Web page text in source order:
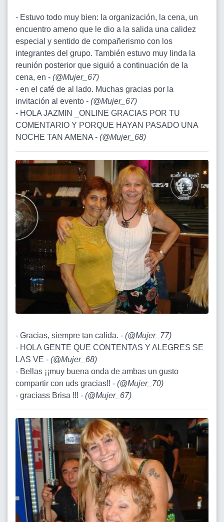
- Estuvo todo muy bien: la organización, la cena, un
encuentro ameno que le dio a la salida una calidez
especial y sentido de compañerismo con los
integrantes del grupo. También estuvo muy linda la
reunión posterior que siguió a continuación de la
cena, en - (@Mujer_67)
- en el café de al lado. Muchas gracias por la
invitación al evento - (@Mujer_67)
- HOLA JAZMIN _ONLINE GRACIAS POR TU
COMENTARIO Y PORQUE HAYAN PASADO UNA
NOCHE TAN AMENA - (@Mujer_68)
- Gracias, siempre tan calida. - (@Mujer_77)
- HOLA GENTE QUE CONTENTAS Y ALEGRES SE
LAS VE - (@Mujer_68)
- Bellas ¡¡muy buena onda de ambas un gusto
compartir con uds gracias!! - (@Mujer_70)
- graciass Brisa !!! - (@Mujer_67)